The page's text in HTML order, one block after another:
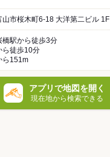
山市桜木町6-18 大洋第二ビル 1F
駅から徒歩3分
ら徒歩10分
ら151m
アプリで地図を開く
現在地から検索できる